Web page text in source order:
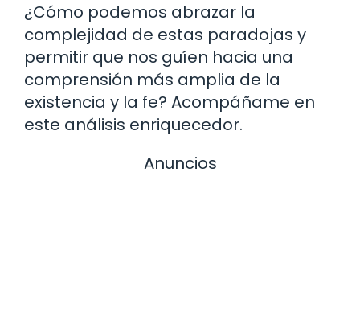
¿Cómo podemos abrazar la
complejidad de estas paradojas y
permitir que nos guíen hacia una
comprensión más amplia de la
existencia y la fe? Acompáñame en
este análisis enriquecedor.
Anuncios